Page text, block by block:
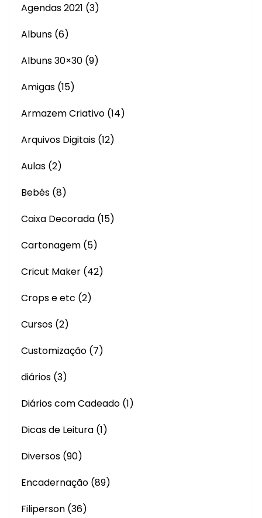
Agendas 2021 (3)
Albuns (6)
Albuns 30×30 (9)
Amigas (15)
Armazem Criativo (14)
Arquivos Digitais (12)
Aulas (2)
Bebês (8)
Caixa Decorada (15)
Cartonagem (5)
Cricut Maker (42)
Crops e etc (2)
Cursos (2)
Customização (7)
diários (3)
Diários com Cadeado (1)
Dicas de Leitura (1)
Diversos (90)
Encadernação (89)
Filiperson (36)